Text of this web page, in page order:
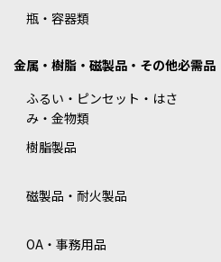
瓶・容器類
金属・樹脂・磁製品・その他必需品
ふるい・ピンセット・はさ
み・金物類
樹脂製品
磁製品・耐火製品
OA・事務用品